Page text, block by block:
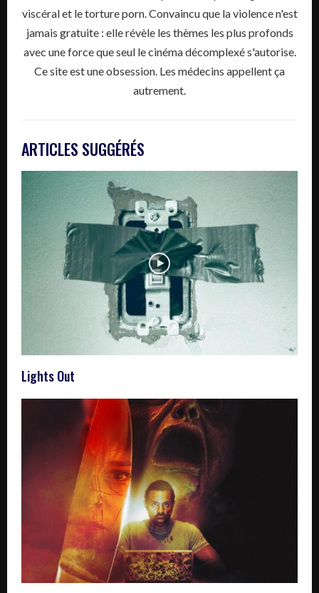
viscéral et le torture porn. Convaincu que la violence n'est
jamais gratuite : elle révèle les thèmes les plus profonds
avec une force que seul le cinéma décomplexé s'autorise.
Ce site est une obsession. Les médecins appellent ça
autrement.
ARTICLES SUGGÉRÉS
Lights Out